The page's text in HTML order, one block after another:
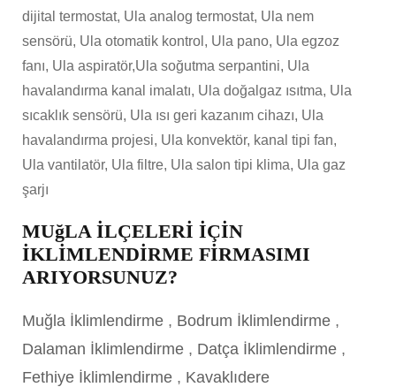
dijital termostat, Ula analog termostat, Ula nem
sensörü, Ula otomatik kontrol, Ula pano, Ula egzoz
fanı, Ula aspiratör,Ula soğutma serpantini, Ula
havalandırma kanal imalatı, Ula doğalgaz ısıtma, Ula
sıcaklık sensörü, Ula ısı geri kazanım cihazı, Ula
havalandırma projesi, Ula konvektör, kanal tipi fan,
Ula vantilatör, Ula filtre, Ula salon tipi klima, Ula gaz
şarjı
MUğLA İLÇELERİ İÇİN
İKLİMLENDİRME FİRMASIMI
ARIYORSUNUZ?
Muğla İklimlendirme , Bodrum İklimlendirme ,
Dalaman İklimlendirme , Datça İklimlendirme ,
Fethiye İklimlendirme , Kavaklıdere